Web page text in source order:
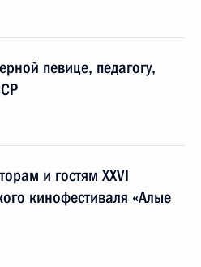
певице, педагогу,
и гостям XXVI
кинофестиваля «Алые